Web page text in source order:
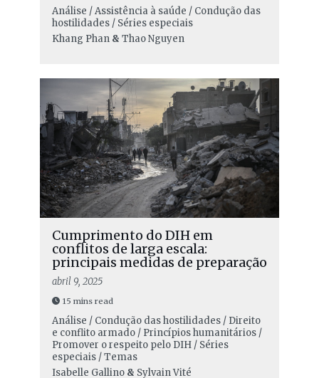
Análise / Assistência à saúde / Condução das
hostilidades / Séries especiais
Khang Phan& Thao Nguyen
Cumprimento do DIH em
conflitos de larga escala:
principais medidas de preparação
abril 9, 2025
15 mins read
Análise / Condução das hostilidades / Direito
e conflito armado / Princípios humanitários /
Promover o respeito pelo DIH / Séries
especiais / Temas
Isabelle Gallino& Sylvain Vité